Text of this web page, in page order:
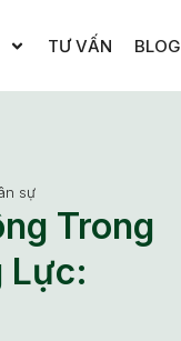
TƯ VẤN BLOG
sự
Trong
Lực: